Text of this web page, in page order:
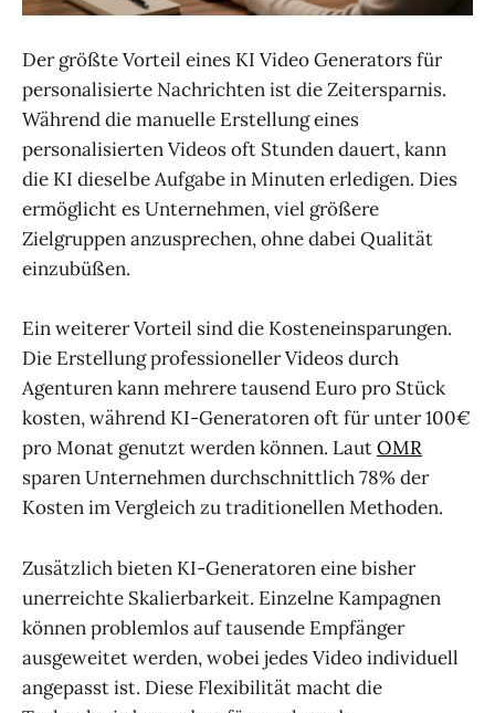
Der größte Vorteil eines KI Video Generators für
personalisierte Nachrichten ist die Zeitersparnis.
Während die manuelle Erstellung eines
personalisierten Videos oft Stunden dauert, kann
die KI dieselbe Aufgabe in Minuten erledigen. Dies
ermöglicht es Unternehmen, viel größere
Zielgruppen anzusprechen, ohne dabei Qualität
einzubüßen.
Ein weiterer Vorteil sind die Kosteneinsparungen.
Die Erstellung professioneller Videos durch
Agenturen kann mehrere tausend Euro pro Stück
kosten, während KI-Generatoren oft für unter 100€
pro Monat genutzt werden können. LautOMR
sparen Unternehmen durchschnittlich 78% der
Kosten im Vergleich zu traditionellen Methoden.
Zusätzlich bieten KI-Generatoren eine bisher
unerreichte Skalierbarkeit. Einzelne Kampagnen
können problemlos auf tausende Empfänger
ausgeweitet werden, wobei jedes Video individuell
angepasst ist. Diese Flexibilität macht die